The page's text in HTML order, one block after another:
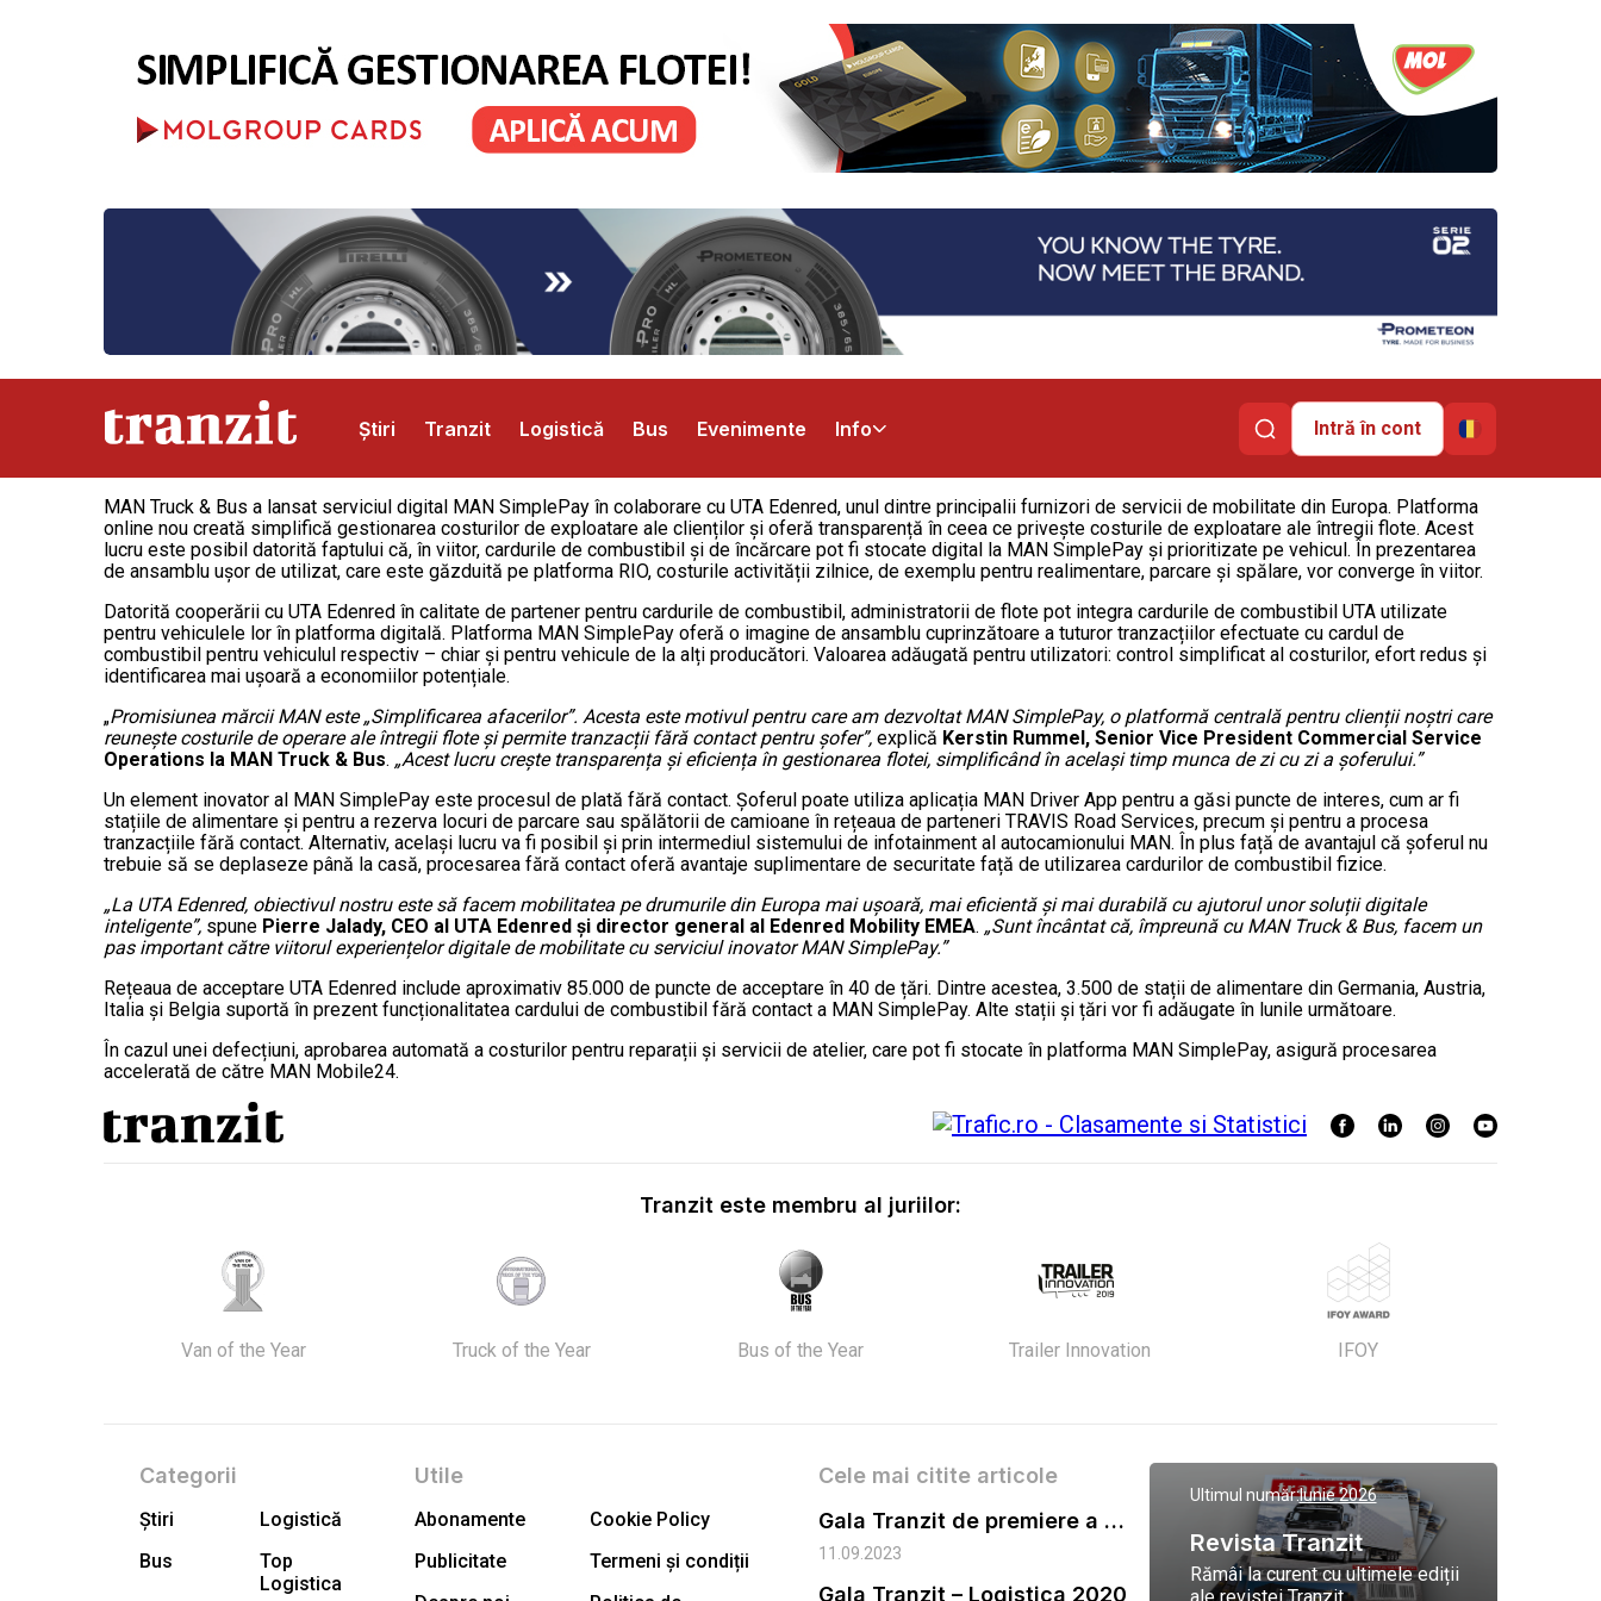
Știri Tranzit Logistică Bus Evenimente Info
Abonamente Publicitate Contact
Intră în cont
MAN Truck & Bus a lansat serviciul digital MAN SimplePay în colaborare cu UTA Edenred, unul dintre principalii furnizori de servicii de mobilitate din Europa. Platforma
online nou creată simplifică gestionarea costurilor de exploatare ale clienților și oferă transparență în ceea ce privește costurile de exploatare ale întregii flote. Acest
lucru este posibil datorită faptului că, în viitor, cardurile de combustibil și de încărcare pot fi stocate digital la MAN SimplePay și prioritizate pe vehicul. În prezentarea
de ansamblu ușor de utilizat, care este găzduită pe platforma RIO, costurile activității zilnice, de exemplu pentru realimentare, parcare și spălare, vor converge în viitor.
Datorită cooperării cu UTA Edenred în calitate de partener pentru cardurile de combustibil, administratorii de flote pot integra cardurile de combustibil UTA utilizate
pentru vehiculele lor în platforma digitală. Platforma MAN SimplePay oferă o imagine de ansamblu cuprinzătoare a tuturor tranzacțiilor efectuate cu cardul de
combustibil pentru vehiculul respectiv – chiar și pentru vehicule de la alți producători. Valoarea adăugată pentru utilizatori: control simplificat al costurilor, efort redus și
identificarea mai ușoară a economiilor potențiale.
„Promisiunea mărcii MAN este „Simplificarea afacerilor”. Acesta este motivul pentru care am dezvoltat MAN SimplePay, o platformă centrală pentru clienții noștri care
reunește costurile de operare ale întregii flote și permite tranzacții fără contact pentru șofer”, explică Kerstin Rummel, Senior Vice President Commercial Service
Operations la MAN Truck & Bus. „Acest lucru crește transparența și eficiența în gestionarea flotei, simplificând în același timp munca de zi cu zi a șoferului.”
Un element inovator al MAN SimplePay este procesul de plată fără contact. Șoferul poate utiliza aplicația MAN Driver App pentru a găsi puncte de interes, cum ar fi
stațiile de alimentare și pentru a rezerva locuri de parcare sau spălătorii de camioane în rețeaua de parteneri TRAVIS Road Services, precum și pentru a procesa
tranzacțiile fără contact. Alternativ, același lucru va fi posibil și prin intermediul sistemului de infotainment al autocamionului MAN. În plus față de avantajul că șoferul nu
trebuie să se deplaseze până la casă, procesarea fără contact oferă avantaje suplimentare de securitate față de utilizarea cardurilor de combustibil fizice.
„La UTA Edenred, obiectivul nostru este să facem mobilitatea pe drumurile din Europa mai ușoară, mai eficientă și mai durabilă cu ajutorul unor soluții digitale
inteligente”, spune Pierre Jalady, CEO al UTA Edenred și director general al Edenred Mobility EMEA. „Sunt încântat că, împreună cu MAN Truck & Bus, facem un
pas important către viitorul experiențelor digitale de mobilitate cu serviciul inovator MAN SimplePay.”
Rețeaua de acceptare UTA Edenred include aproximativ 85.000 de puncte de acceptare în 40 de țări. Dintre acestea, 3.500 de stații de alimentare din Germania, Austria,
Italia și Belgia suportă în prezent funcționalitatea cardului de combustibil fără contact a MAN SimplePay. Alte stații și țări vor fi adăugate în lunile următoare.
În cazul unei defecțiuni, aprobarea automată a costurilor pentru reparații și servicii de atelier, care pot fi stocate în platforma MAN SimplePay, asigură procesarea
accelerată de către MAN Mobile24.
Tranzit este membru al juriilor:
Van of the Year Truck of the Year Bus of the Year Trailer Innovation IFOY
Categorii
Știri
Logistică
Bus
Top
Logistica
Utile
Abonamente
Cookie Policy
Publicitate
Termeni și condiții
Cele mai citite articole
Gala Tranzit de premiere a celor mai eficienti operatori de transport marfa 2023
11.09.2023
Gala Tranzit – Logistica 2020
Ultimul număr:Iunie 2026
Revista Tranzit
Rămâi la curent cu ultimele ediții